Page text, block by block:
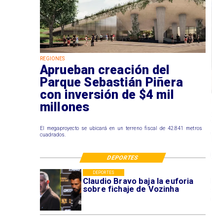
Claudio Bravo baja la euforia
sobre fichaje de Vozinha
DEPORTES
REGIONES
Aprueban creación del
Parque Sebastián Piñera
con inversión de $4 mil
millones
El megaproyecto se ubicará en un terreno fiscal de 42.841 metros
cuadrados.
DEPORTES